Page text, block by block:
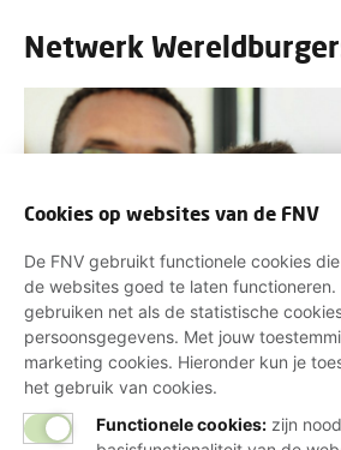
Netwerk
Veel migranten krijgen te maken
het gebied van werk, inkomen en
Cookies op websites van de FNV
De FNV gebruikt functionele cookies
de websites goed te laten functioneren.
gebruiken net als de statistische
persoonsgegevens. Met jouw
marketing cookies. Hieronder kun je
het gebruik van cookies.
Functionele cookies: zijn